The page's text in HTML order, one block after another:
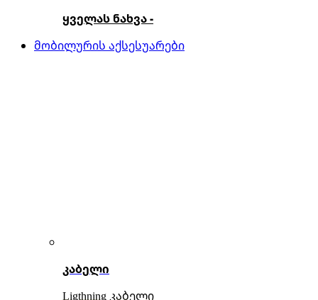
ყველას ნახვა -
მობილურის აქსესუარები
კაბელი
Ligthning კაბელი